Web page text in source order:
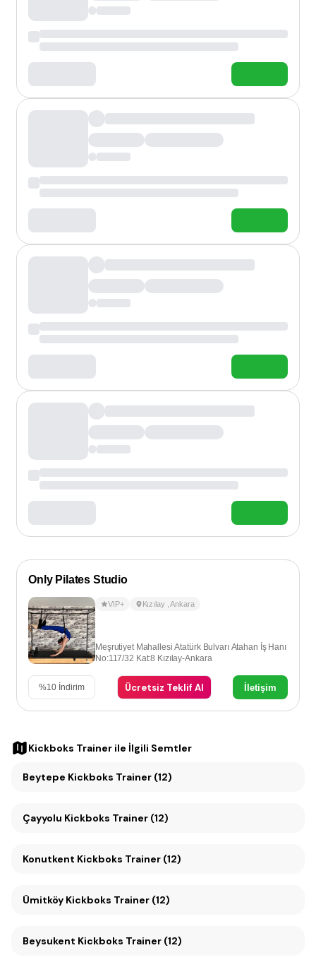
Only Pilates Studio
VIP+ Kızılay ,Ankara
Meşrutiyet Mahallesi Atatürk Bulvarı Atahan İş Hanı
No:117/32 Kat:8 Kızılay-Ankara
%10 İndirim Ücretsiz Teklif Al İletişim
Kickboks Trainer ile İlgili Semtler
Beytepe Kickboks Trainer (12)
Çayyolu Kickboks Trainer (12)
Konutkent Kickboks Trainer (12)
Ümitköy Kickboks Trainer (12)
Beysukent Kickboks Trainer (12)